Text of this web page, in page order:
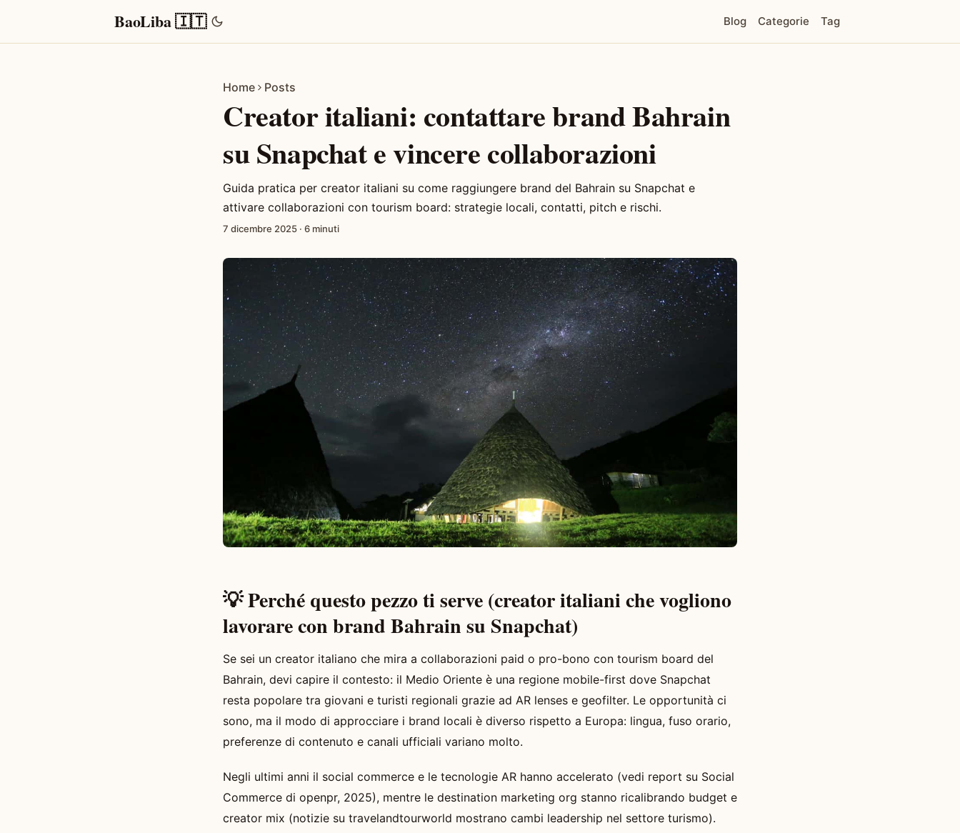
BaoLiba 🇮🇹 Blog Categorie Tag
Home Posts
Creator italiani: contattare brand Bahrain
su Snapchat e vincere collaborazioni
Guida pratica per creator italiani su come raggiungere brand del Bahrain su Snapchat e
attivare collaborazioni con tourism board: strategie locali, contatti, pitch e rischi.
7 dicembre 2025 · 6 minuti
💡 Perché questo pezzo ti serve (creator italiani che vogliono
lavorare con brand Bahrain su Snapchat)
Se sei un creator italiano che mira a collaborazioni paid o pro-bono con tourism board del
Bahrain, devi capire il contesto: il Medio Oriente è una regione mobile-first dove Snapchat
resta popolare tra giovani e turisti regionali grazie ad AR lenses e geofilter. Le opportunità ci
sono, ma il modo di approcciare i brand locali è diverso rispetto a Europa: lingua, fuso orario,
preferenze di contenuto e canali ufficiali variano molto.
Negli ultimi anni il social commerce e le tecnologie AR hanno accelerato (vedi report su Social
Commerce di openpr, 2025), mentre le destination marketing org stanno ricalibrando budget e
creator mix (notizie su travelandtourworld mostrano cambi leadership nel settore turismo).